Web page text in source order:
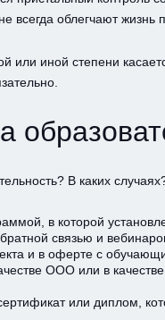
всегда облегчают жизнь
или иной степени
В каких
в которой
связью и
и в оферте с
ООО или в
или диплом,